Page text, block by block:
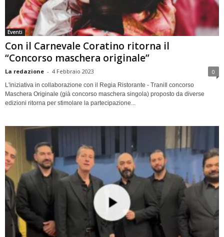
Eventi
Con il Carnevale Coratino ritorna il
“Concorso maschera originale”
La redazione - 4 Febbraio 2023 0
L'iniziativa in collaborazione con il Regia Ristorante - TraniIl concorso
Maschera Originale (già concorso maschera singola) proposto da diverse
edizioni ritorna per stimolare la partecipazione...